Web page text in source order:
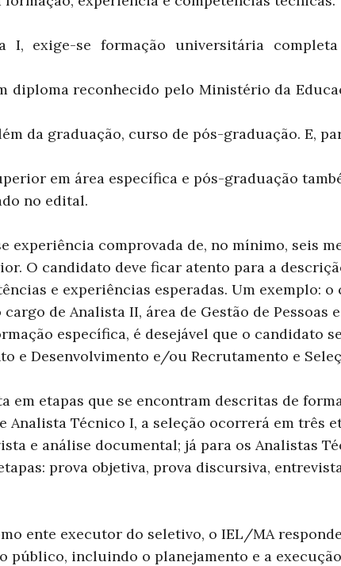
I, exige-se formação universitária completa
diploma reconhecido pelo Ministério da
da graduação, curso de pós-graduação. E,
em área específica e pós-graduação
no edital.
experiência comprovada de, no mínimo, seis
O candidato deve ficar atento para a
e experiências esperadas. Um exemplo: o
de Analista II, área de Gestão de Pessoas
específica, é desejável que o candidato
e Desenvolvimento e/ou Recrutamento e
em etapas que se encontram descritas de
Analista Técnico I, a seleção ocorrerá em três
e análise documental; já para os Analistas
prova objetiva, prova discursiva,
ente executor do seletivo, o IEL/MA
público, incluindo o planejamento e a